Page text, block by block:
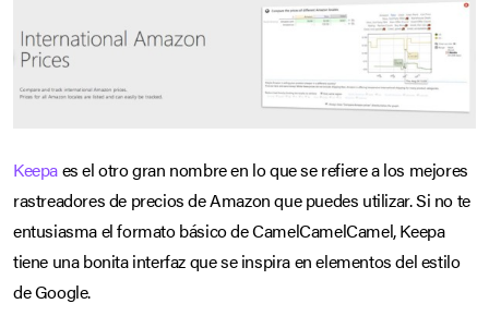
Keepaes el otro gran nombre en lo que se refiere a los mejores
rastreadores de precios de Amazon que puedes utilizar. Si no te
entusiasma el formato básico de CamelCamelCamel, Keepa
tiene una bonita interfaz que se inspira en elementos del estilo
de Google.